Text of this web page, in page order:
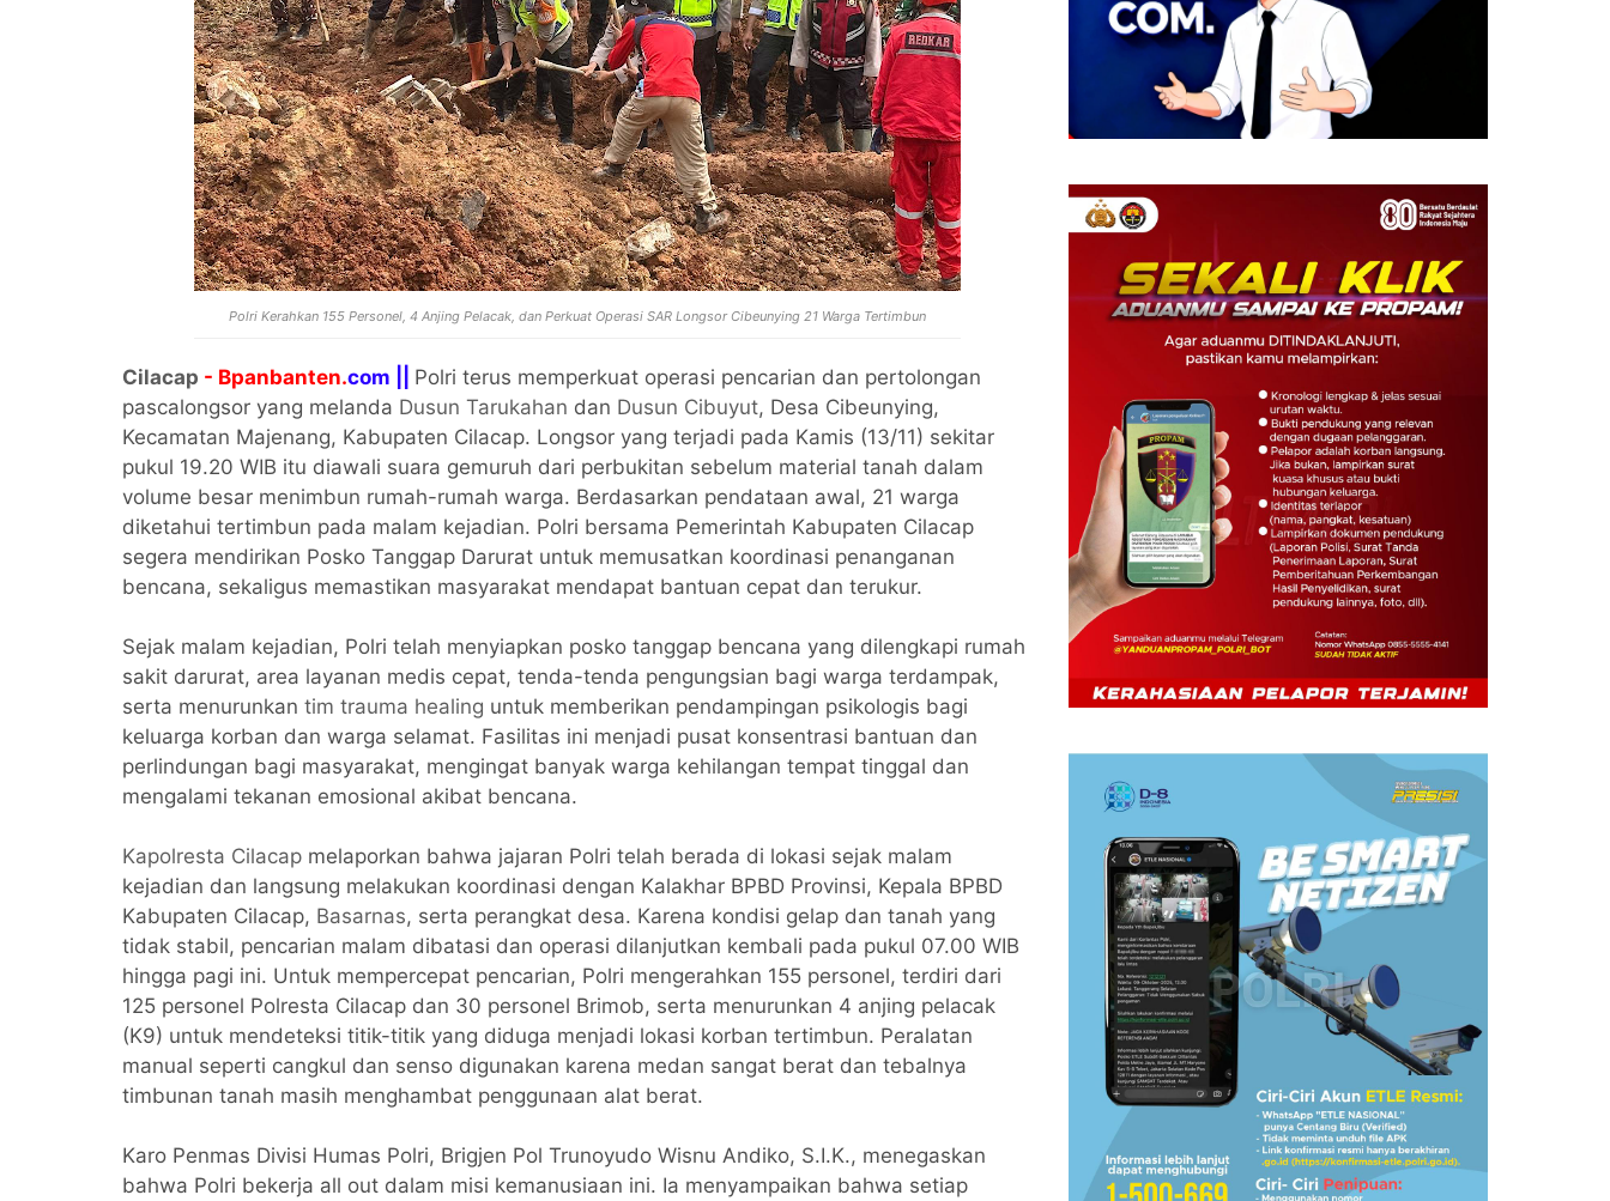
Polri Kerahkan 155 Personel, 4 Anjing Pelacak, dan Perkuat Operasi SAR Longsor Cibeunying 21 Warga Tertimbun
Cilacap - Bpanbanten.com || Polri terus memperkuat operasi pencarian dan pertolongan
pascalongsor yang melanda Dusun Tarukahan dan Dusun Cibuyut, Desa Cibeunying,
Kecamatan Majenang, Kabupaten Cilacap. Longsor yang terjadi pada Kamis (13/11) sekitar
pukul 19.20 WIB itu diawali suara gemuruh dari perbukitan sebelum material tanah dalam
volume besar menimbun rumah-rumah warga. Berdasarkan pendataan awal, 21 warga
diketahui tertimbun pada malam kejadian. Polri bersama Pemerintah Kabupaten Cilacap
segera mendirikan Posko Tanggap Darurat untuk memusatkan koordinasi penanganan
bencana, sekaligus memastikan masyarakat mendapat bantuan cepat dan terukur.
Sejak malam kejadian, Polri telah menyiapkan posko tanggap bencana yang dilengkapi rumah
sakit darurat, area layanan medis cepat, tenda-tenda pengungsian bagi warga terdampak,
serta menurunkan tim trauma healing untuk memberikan pendampingan psikologis bagi
keluarga korban dan warga selamat. Fasilitas ini menjadi pusat konsentrasi bantuan dan
perlindungan bagi masyarakat, mengingat banyak warga kehilangan tempat tinggal dan
mengalami tekanan emosional akibat bencana.
Kapolresta Cilacap melaporkan bahwa jajaran Polri telah berada di lokasi sejak malam
kejadian dan langsung melakukan koordinasi dengan Kalakhar BPBD Provinsi, Kepala BPBD
Kabupaten Cilacap, Basarnas, serta perangkat desa. Karena kondisi gelap dan tanah yang
tidak stabil, pencarian malam dibatasi dan operasi dilanjutkan kembali pada pukul 07.00 WIB
hingga pagi ini. Untuk mempercepat pencarian, Polri mengerahkan 155 personel, terdiri dari
125 personel Polresta Cilacap dan 30 personel Brimob, serta menurunkan 4 anjing pelacak
(K9) untuk mendeteksi titik-titik yang diduga menjadi lokasi korban tertimbun. Peralatan
manual seperti cangkul dan senso digunakan karena medan sangat berat dan tebalnya
timbunan tanah masih menghambat penggunaan alat berat.
Karo Penmas Divisi Humas Polri, Brigjen Pol Trunoyudo Wisnu Andiko, S.I.K., menegaskan
bahwa Polri bekerja all out dalam misi kemanusiaan ini. Ia menyampaikan bahwa setiap